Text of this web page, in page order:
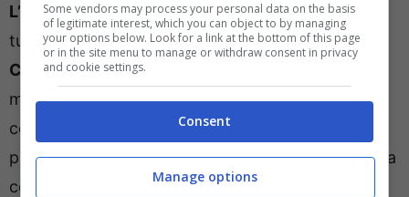
L’Udinese ha dovuto eliminare la Carraresenel
turno precedente,il Palermo (ai rigori) la
Cremonese . Bianconeri che dovranno fare a
meno di Bravo, partito per il Mondiale Under 20
con la Spagna. In campo dal 1′ Nicolò Zaniolo,
pronto a riscattarsi in maglia bianconera. In difesa
confermata la coppia centrale formata da
Some vendors may process your personal data on the basis
of legitimate interest, which you can object to by managing
your options below. Look for a link at the bottom of this page
or in the site menu to manage or withdraw consent in privacy
and cookie settings.
Consent
Manage options